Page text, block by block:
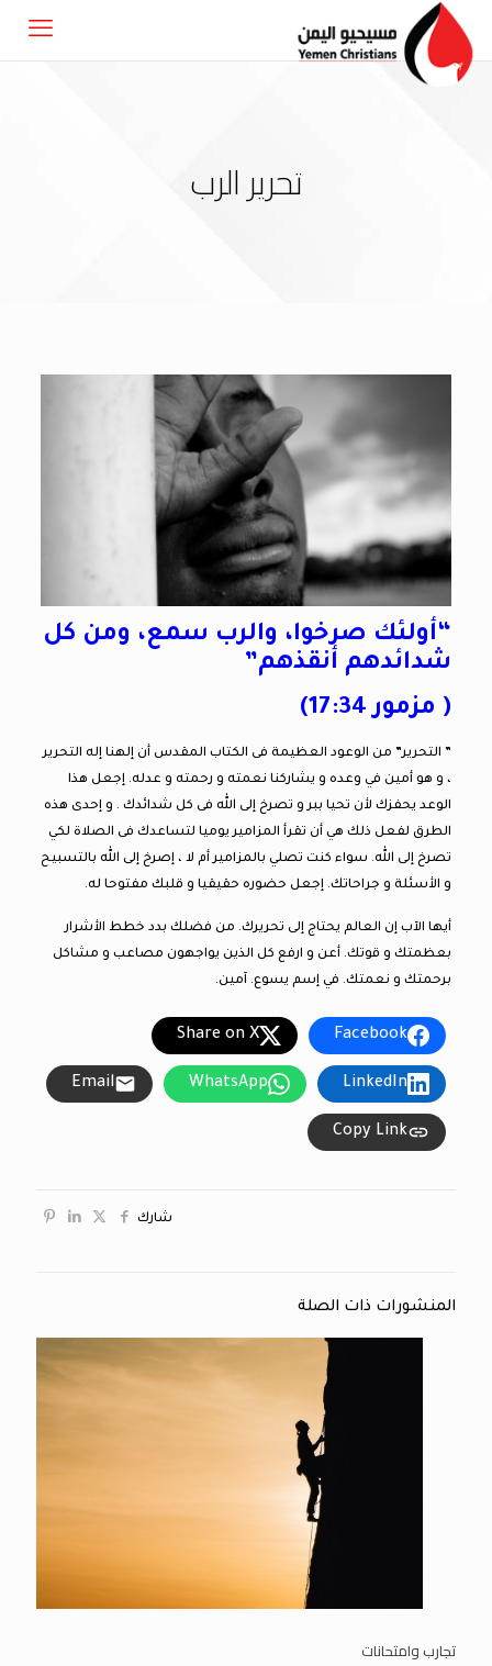
تحرير الرب
“أولئك صرخوا، والرب سمع، ومن كل
شدائدهم أنقذهم”
( مزمور 17:34)
” التحرير” من الوعود العظيمة فى الكتاب المقدس أن إلهنا إله التحرير
، و هو أمين في وعده و يشاركنا نعمته و رحمته و عدله. إجعل هذا
الوعد يحفزك لأن تحيا ببر و تصرخ إلى الله فى كل شدائدك . و إحدى هذه
الطرق لفعل ذلك هي أن تقرأ المزامير يوميا لتساعدك فى الصلاة لكي
تصرخ إلى الله. سواء كنت تصلي بالمزامير أم لا ، إصرخ إلى الله بالتسبيح
و الأسئلة و جراحاتك. إجعل حضوره حقيقيا و قلبك مفتوحا له.
أيها الآب إن العالم يحتاج إلى تحريرك. من فضلك بدد خطط الأشرار
بعظمتك و قوتك. أعن و ارفع كل الذين يواجهون مصاعب و مشاكل
برحمتك و نعمتك. في إسم يسوع. آمين.
Facebook
Share on X
LinkedIn
WhatsApp
Email
Copy Link
شارك
المنشورات ذات الصلة
تجارب وامتحانات